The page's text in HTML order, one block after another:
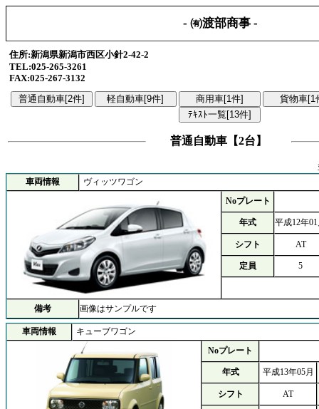
- ㈲渡部商事 -
住所:新潟県新潟市西区小針2-42-2
TEL:025-265-3261
FAX:025-267-3132
普通自動車【2台】
車両情報
ヴィッツワゴン
Noプレート
年式 平成12年
シフト AT
定員 5
備考 画像はサンプルです
車両情報
キューブワゴン
Noプレート
年式 平成13年05月
シフト AT